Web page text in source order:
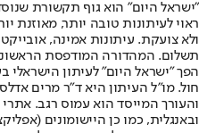
"ישראל היום" הוא גוף תקשורת
ראוי לעיתונות טובה יותר, מאוזנת
ולא צועקת. עיתונות אמינה,
הפך "ישראל היום" לעיתון הישראלי
חול. מו"ל העיתון היא ד"ר מרים
והעורך המייסד הוא עמוס רגב.